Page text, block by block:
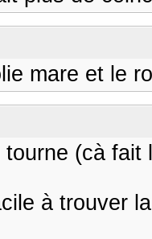
mare et le
(cà fait
à trouver